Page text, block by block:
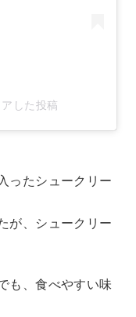
した投稿
ったシュークリー
が、シュークリー
も、食べやすい味